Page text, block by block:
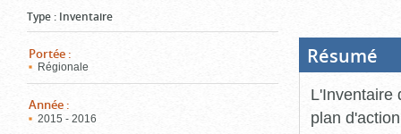
Type : Inventaire
Portée :
Régionale
Année :
2015 - 2016
Résumé
L'Inventaire
plan